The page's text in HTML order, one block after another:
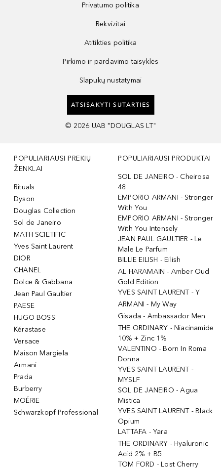
Privatumo politika
Rekvizitai
Atitikties politika
Pirkimo ir pardavimo taisyklės
Slapukų nustatymai
ATSISAKYTI SUTARTIES
© 2026 UAB "DOUGLAS LT"
POPULIARIAUSI PREKIŲ
ŽENKLAI
Rituals
Dyson
Douglas Collection
Sol de Janeiro
MATH SCIETIFIC
Yves Saint Laurent
DIOR
CHANEL
Dolce & Gabbana
Jean Paul Gaultier
PAESE
HUGO BOSS
Kérastase
Versace
Maison Margiela
Armani
Prada
Burberry
MOÉRIE
Schwarzkopf Professional
POPULIARIAUSI PRODUKTAI
SOL DE JANEIRO - Cheirosa
48
EMPORIO ARMANI - Stronger
With You
EMPORIO ARMANI - Stronger
With You Intensely
JEAN PAUL GAULTIER - Le
Male Le Parfum
BILLIE EILISH - Eilish
AL HARAMAIN - Amber Oud
Gold Edition
YVES SAINT LAURENT - Y
ARMANI - My Way
Gisada - Ambassador Men
THE ORDINARY - Niacinamide
10% + Zinc 1%
VALENTINO - Born In Roma
Donna
YVES SAINT LAURENT -
MYSLF
SOL DE JANEIRO - Agua
Mistica
YVES SAINT LAURENT - Black
Opium
LATTAFA - Yara
THE ORDINARY - Hyaluronic
Acid 2% + B5
TOM FORD - Lost Cherry